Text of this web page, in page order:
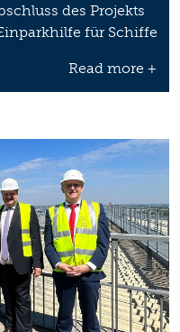
des Projekts
für Schiffe
Read more +